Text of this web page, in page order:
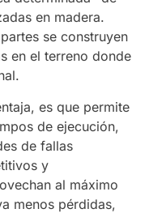
en madera.
se construyen
en el terreno donde
es que permite
de ejecución,
de fallas
y
al máximo
menos pérdidas,